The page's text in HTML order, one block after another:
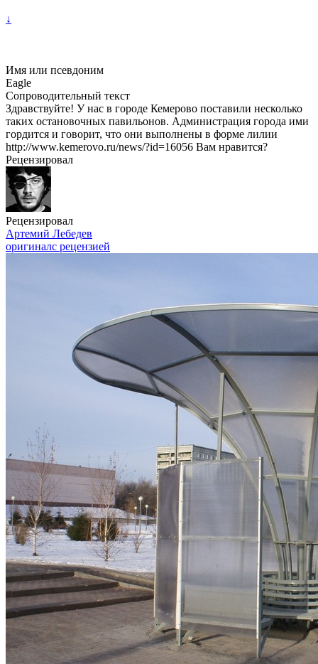
↓
Имя или псевдоним
Eagle
Сопроводительный текст
Здравствуйте! У нас в городе Кемерово поставили несколько
таких остановочных павильонов. Администрация города ими
гордится и говорит, что они выполнены в форме лилии
http://www.kemerovo.ru/news/?id=16056 Вам нравится?
Рецензировал
Рецензировал
Артемий Лебедев
оригиналс рецензией